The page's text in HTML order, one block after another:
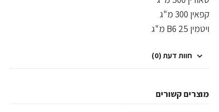
קפאין 300 מ"ג
ויטמין B6 25 מ"ג
חוות דעת (0)
מוצרים קשורים